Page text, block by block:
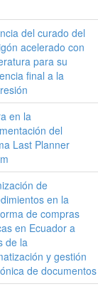
del curado del
acelerado con
para su
final a la
en la
del
Last Planner
de
en la
de compras
en Ecuador a
de la
y gestión
de documentos